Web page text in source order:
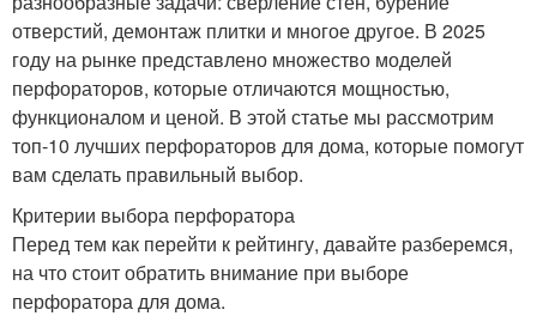
отверстий, демонтаж плитки и многое другое. В 2025
году на рынке представлено множество моделей
перфораторов, которые отличаются мощностью,
функционалом и ценой. В этой статье мы рассмотрим
топ-10 лучших перфораторов для дома, которые помогут
вам сделать правильный выбор.
Критерии выбора перфоратора
Перед тем как перейти к рейтингу, давайте разберемся,
на что стоит обратить внимание при выборе
перфоратора для дома.